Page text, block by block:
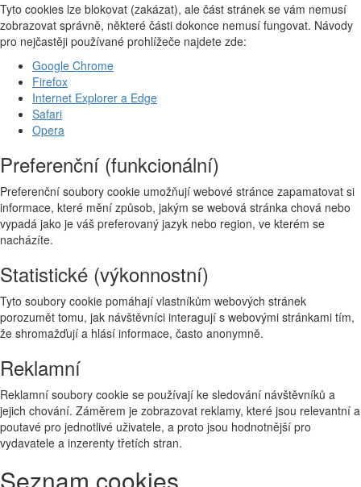
Tyto cookies lze blokovat (zakázat), ale část stránek se vám nemusí
zobrazovat správně, některé části dokonce nemusí fungovat. Návody
pro nejčastěji používané prohlížeče najdete zde:
Google Chrome
Firefox
Internet Explorer a Edge
Safari
Opera
Preferenční (funkcionální)
Preferenční soubory cookie umožňují webové stránce zapamatovat si
informace, které mění způsob, jakým se webová stránka chová nebo
vypadá jako je váš preferovaný jazyk nebo region, ve kterém se
nacházíte.
Statistické (výkonnostní)
Tyto soubory cookie pomáhají vlastníkům webových stránek
porozumět tomu, jak návštěvníci interagují s webovými stránkami tím,
že shromažďují a hlásí informace, často anonymně.
Reklamní
Reklamní soubory cookie se používají ke sledování návštěvníků a
jejich chování. Záměrem je zobrazovat reklamy, které jsou relevantní a
poutavé pro jednotlivé uživatele, a proto jsou hodnotnější pro
vydavatele a inzerenty třetích stran.